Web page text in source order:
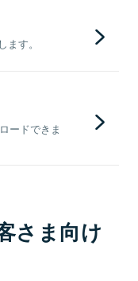
す。
ードできま
さま向け